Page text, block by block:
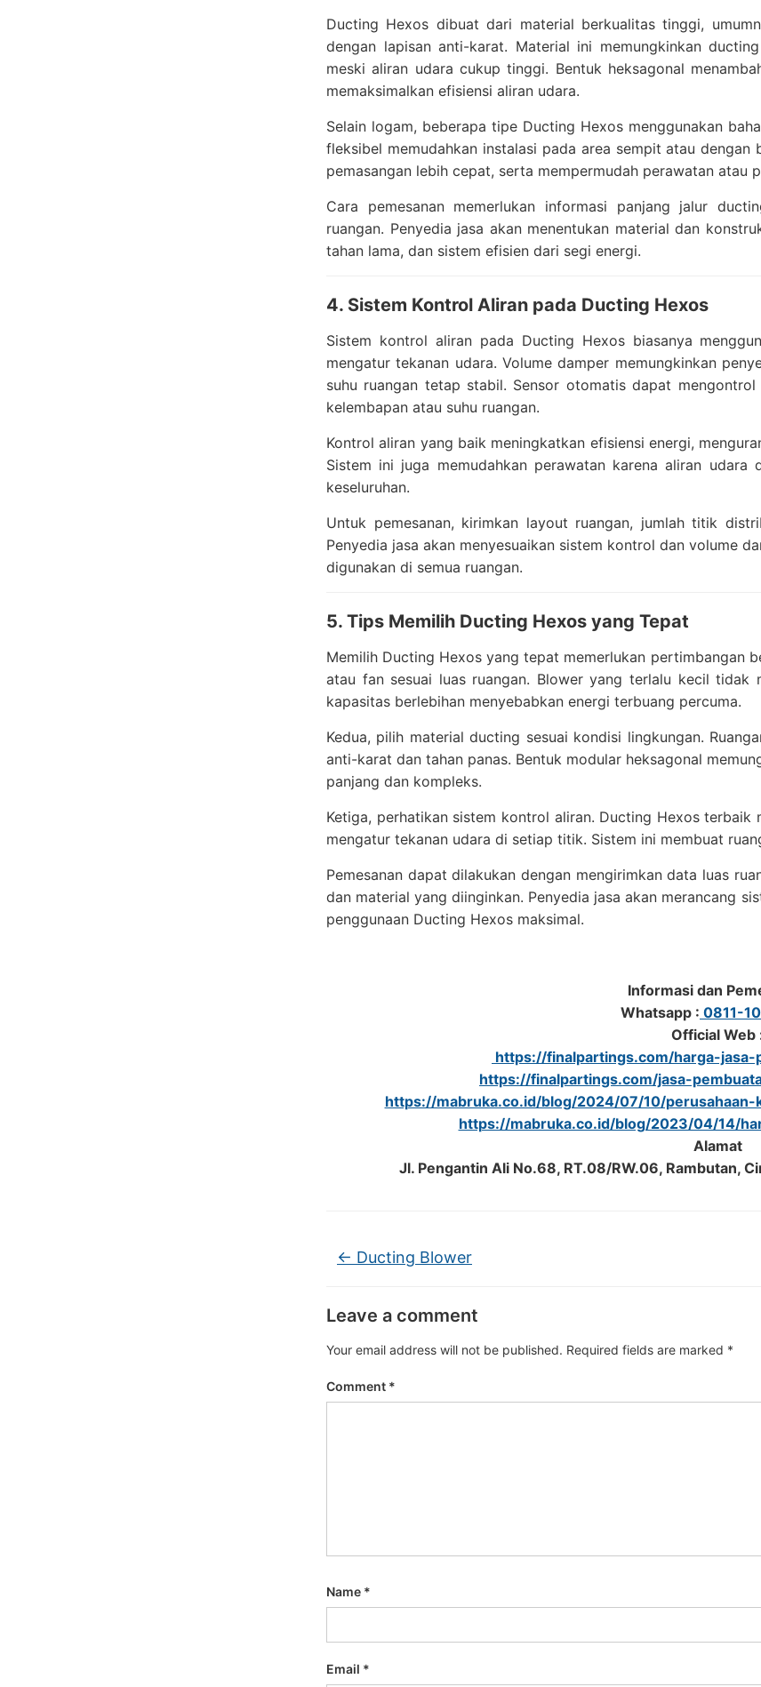
Ducting Hexos dibuat dari material berkualitas tinggi,
dengan lapisan anti-karat. Material ini memungkinkan
meski aliran udara cukup tinggi. Bentuk heksagonal
memaksimalkan efisiensi aliran udara.
Selain logam, beberapa tipe Ducting Hexos menggunakan
fleksibel memudahkan instalasi pada area sempit atau
pemasangan lebih cepat, serta mempermudah perawatan atau
Cara pemesanan memerlukan informasi panjang jalur
ruangan. Penyedia jasa akan menentukan material dan
tahan lama, dan sistem efisien dari segi energi.
4. Sistem Kontrol Aliran pada Ducting Hexos
Sistem kontrol aliran pada Ducting Hexos biasanya
mengatur tekanan udara. Volume damper memungkinkan
suhu ruangan tetap stabil. Sensor otomatis dapat
kelembapan atau suhu ruangan.
Kontrol aliran yang baik meningkatkan efisiensi energi,
Sistem ini juga memudahkan perawatan karena aliran udara
keseluruhan.
Untuk pemesanan, kirimkan layout ruangan, jumlah titik
Penyedia jasa akan menyesuaikan sistem kontrol dan volume
digunakan di semua ruangan.
5. Tips Memilih Ducting Hexos yang Tepat
Memilih Ducting Hexos yang tepat memerlukan pertimbangan
atau fan sesuai luas ruangan. Blower yang terlalu kecil tidak
kapasitas berlebihan menyebabkan energi terbuang percuma.
Kedua, pilih material ducting sesuai kondisi lingkungan.
anti-karat dan tahan panas. Bentuk modular heksagonal
panjang dan kompleks.
Ketiga, perhatikan sistem kontrol aliran. Ducting Hexos
mengatur tekanan udara di setiap titik. Sistem ini membuat
Pemesanan dapat dilakukan dengan mengirimkan data luas
dan material yang diinginkan. Penyedia jasa akan merancang
penggunaan Ducting Hexos maksimal.
Informasi dan
Whatsapp : 0811-
Official Web
https://finalpartings.com/harga-
https://finalpartings.com/jasa-
https://mabruka.co.id/blog/2024/07/10/
https://mabruka.co.id/blog/2023/04/14/
Alamat
Jl. Pengantin Ali No.68, RT.08/RW.06, Rambutan,
← Ducting Blower
Leave a comment
Your email address will not be published. Required fields are marked *
Comment *
Name *
Email *